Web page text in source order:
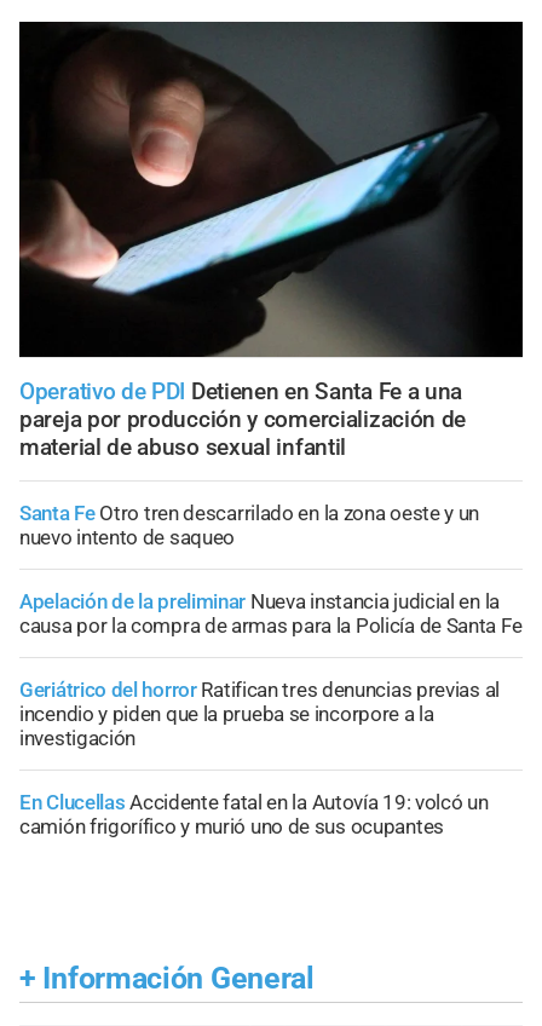
Operativo de PDI Detienen en Santa Fe a una
pareja por producción y comercialización de
material de abuso sexual infantil
Santa Fe Otro tren descarrilado en la zona oeste y un
nuevo intento de saqueo
Apelación de la preliminar Nueva instancia judicial en la
causa por la compra de armas para la Policía de Santa Fe
Geriátrico del horror Ratifican tres denuncias previas al
incendio y piden que la prueba se incorpore a la
investigación
En Clucellas Accidente fatal en la Autovía 19: volcó un
camión frigorífico y murió uno de sus ocupantes
+ Información General